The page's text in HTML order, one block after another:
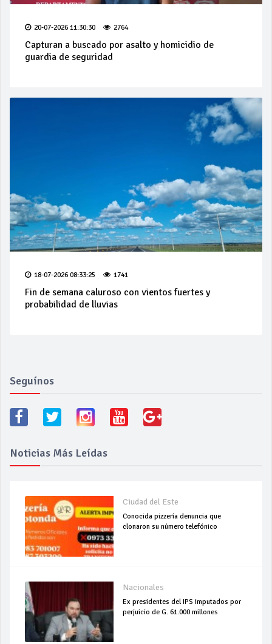
20-07-2026 11:30:30 2764
Capturan a buscado por asalto y homicidio de
guardia de seguridad
18-07-2026 08:33:25 1741
Fin de semana caluroso con vientos fuertes y
probabilidad de lluvias
Seguínos
Noticias Más Leídas
Ciudad del Este
Conocida pizzería denuncia que
clonaron su número telefónico
Nacionales
Ex presidentes del IPS imputados por
perjuicio de G. 61.000 millones